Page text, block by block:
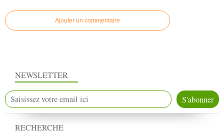
Ajouter un commentaire
NEWSLETTER
RECHERCHE